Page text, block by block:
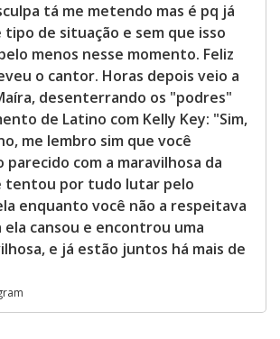
tá me metendo mas é pq já
tipo de situação e sem que isso
menos nesse momento. Feliz
o cantor. Horas depois veio a
desenterrando os "podres"
de Latino com Kelly Key: "Sim,
me lembro sim que você
parecido com a maravilhosa da
tentou por tudo lutar pelo
enquanto você não a respeitava
ela cansou e encontrou uma
e já estão juntos há mais de